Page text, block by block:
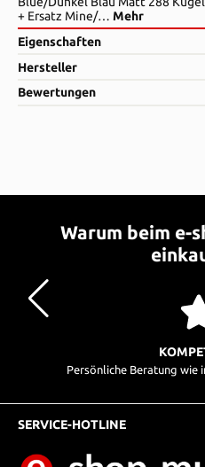
+ Ersatz Mine/… Mehr
Eigenschaften
Hersteller
Bewertungen
Warum beim e-
Persönliche Beratung wie
SERVICE-HOTLINE